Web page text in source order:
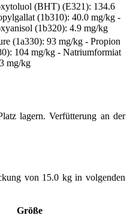
(BHT) (E321): 134.6
(1b310): 40.0 mg/kg -
(1b320): 4.9 mg/kg
(1a330): 93 mg/kg - Propion
104 mg/kg - Natriumformiat
mg/kg
lagern. Verfütterung an der
von 15.0 kg in volgenden
Größe